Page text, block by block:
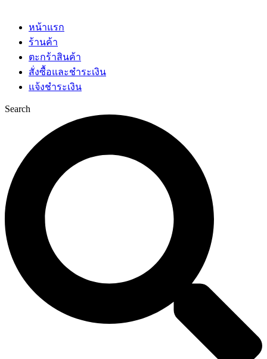
หน้าแรก
ร้านค้า
ตะกร้าสินค้า
สั่งซื้อและชำระเงิน
แจ้งชำระเงิน
Search